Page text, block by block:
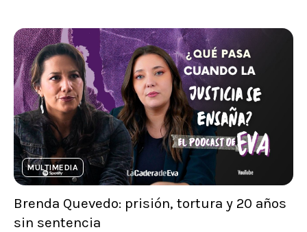
MULTIMEDIA
Brenda Quevedo: prisión, tortura y 20 años
sin sentencia